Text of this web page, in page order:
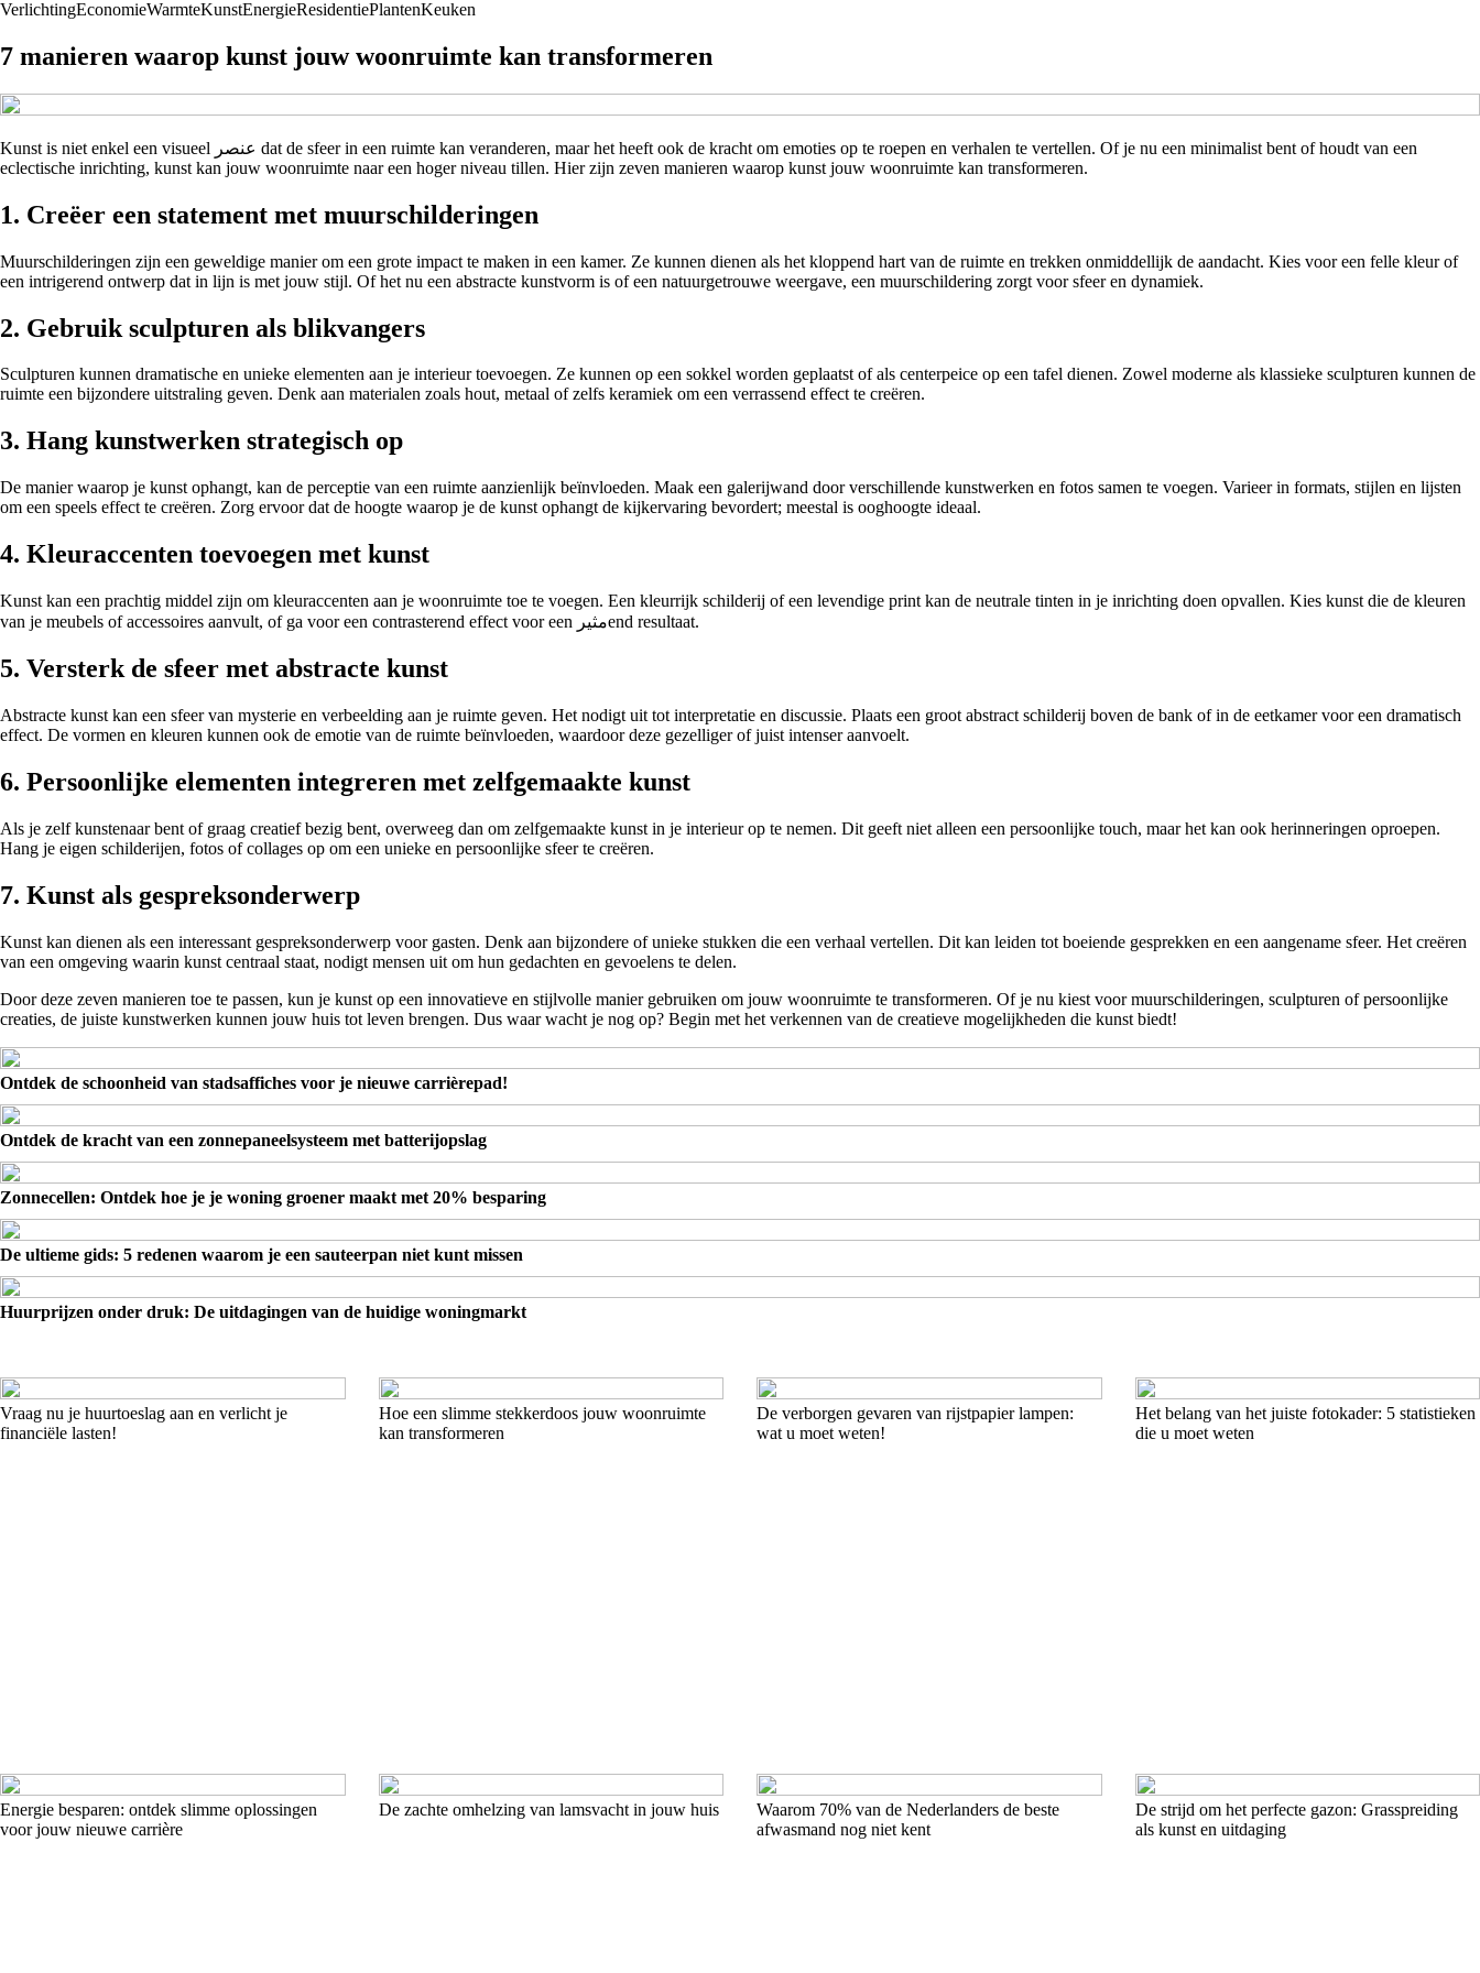
VerlichtingEconomieWarmteKunstEnergieResidentiePlantenKeuken
7 manieren waarop kunst jouw woonruimte kan transformeren
Kunst is niet enkel een visueel عنصر dat de sfeer in een ruimte kan veranderen, maar het heeft ook de kracht om emoties op te roepen en verhalen te vertellen. Of je nu een minimalist bent of houdt van een
eclectische inrichting, kunst kan jouw woonruimte naar een hoger niveau tillen. Hier zijn zeven manieren waarop kunst jouw woonruimte kan transformeren.
1. Creëer een statement met muurschilderingen
Muurschilderingen zijn een geweldige manier om een grote impact te maken in een kamer. Ze kunnen dienen als het kloppend hart van de ruimte en trekken onmiddellijk de aandacht. Kies voor een felle kleur of
een intrigerend ontwerp dat in lijn is met jouw stijl. Of het nu een abstracte kunstvorm is of een natuurgetrouwe weergave, een muurschildering zorgt voor sfeer en dynamiek.
2. Gebruik sculpturen als blikvangers
Sculpturen kunnen dramatische en unieke elementen aan je interieur toevoegen. Ze kunnen op een sokkel worden geplaatst of als centerpeice op een tafel dienen. Zowel moderne als klassieke sculpturen kunnen de
ruimte een bijzondere uitstraling geven. Denk aan materialen zoals hout, metaal of zelfs keramiek om een verrassend effect te creëren.
3. Hang kunstwerken strategisch op
De manier waarop je kunst ophangt, kan de perceptie van een ruimte aanzienlijk beïnvloeden. Maak een galerijwand door verschillende kunstwerken en fotos samen te voegen. Varieer in formats, stijlen en lijsten
om een speels effect te creëren. Zorg ervoor dat de hoogte waarop je de kunst ophangt de kijkervaring bevordert; meestal is ooghoogte ideaal.
4. Kleuraccenten toevoegen met kunst
Kunst kan een prachtig middel zijn om kleuraccenten aan je woonruimte toe te voegen. Een kleurrijk schilderij of een levendige print kan de neutrale tinten in je inrichting doen opvallen. Kies kunst die de kleuren
van je meubels of accessoires aanvult, of ga voor een contrasterend effect voor een مثيرend resultaat.
5. Versterk de sfeer met abstracte kunst
Abstracte kunst kan een sfeer van mysterie en verbeelding aan je ruimte geven. Het nodigt uit tot interpretatie en discussie. Plaats een groot abstract schilderij boven de bank of in de eetkamer voor een dramatisch
effect. De vormen en kleuren kunnen ook de emotie van de ruimte beïnvloeden, waardoor deze gezelliger of juist intenser aanvoelt.
6. Persoonlijke elementen integreren met zelfgemaakte kunst
Als je zelf kunstenaar bent of graag creatief bezig bent, overweeg dan om zelfgemaakte kunst in je interieur op te nemen. Dit geeft niet alleen een persoonlijke touch, maar het kan ook herinneringen oproepen.
Hang je eigen schilderijen, fotos of collages op om een unieke en persoonlijke sfeer te creëren.
7. Kunst als gespreksonderwerp
Kunst kan dienen als een interessant gespreksonderwerp voor gasten. Denk aan bijzondere of unieke stukken die een verhaal vertellen. Dit kan leiden tot boeiende gesprekken en een aangename sfeer. Het creëren
van een omgeving waarin kunst centraal staat, nodigt mensen uit om hun gedachten en gevoelens te delen.
Door deze zeven manieren toe te passen, kun je kunst op een innovatieve en stijlvolle manier gebruiken om jouw woonruimte te transformeren. Of je nu kiest voor muurschilderingen, sculpturen of persoonlijke
creaties, de juiste kunstwerken kunnen jouw huis tot leven brengen. Dus waar wacht je nog op? Begin met het verkennen van de creatieve mogelijkheden die kunst biedt!
Ontdek de schoonheid van stadsaffiches voor je nieuwe carrièrepad!
Ontdek de kracht van een zonnepaneelsysteem met batterijopslag
Zonnecellen: Ontdek hoe je je woning groener maakt met 20% besparing
De ultieme gids: 5 redenen waarom je een sauteerpan niet kunt missen
Huurprijzen onder druk: De uitdagingen van de huidige woningmarkt
Vraag nu je huurtoeslag aan en verlicht je
financiële lasten!
Hoe een slimme stekkerdoos jouw woonruimte
kan transformeren
De verborgen gevaren van rijstpapier lampen:
wat u moet weten!
Het belang van het juiste fotokader: 5 statistieken
die u moet weten
Energie besparen: ontdek slimme oplossingen
voor jouw nieuwe carrière
De zachte omhelzing van lamsvacht in jouw huis
Waarom 70% van de Nederlanders de beste
afwasmand nog niet kent
De strijd om het perfecte gazon: Grasspreiding
als kunst en uitdaging